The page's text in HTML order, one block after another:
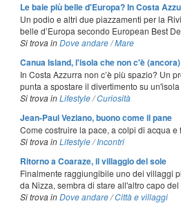
Le baie più belle d'Europa? In Costa
Un podio e altri due piazzamenti per la
belle d’Europa secondo European Best
Si trova in Dove andare /Mare
Canua Island, l'isola che non c'è (ancora)
In Costa Azzurra non c’è più spazio? Un
punta a spostare il divertimento su
Si trova in Lifestyle /Curiosità
Jean-Paul Veziano, buono come il pane
Come costruire la pace, a colpi di acqua e
Si trova in Lifestyle /Incontri
Ritorno a Coaraze, il villaggio del sole
Finalmente raggiungibile uno dei villaggi
da Nizza, sembra di stare all'altro capo del
Si trova in Dove andare /Città e villaggi